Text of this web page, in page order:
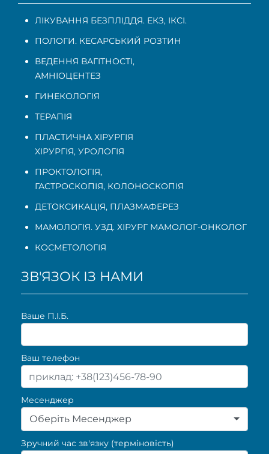
ЛІКУВАННЯ БЕЗПЛІДДЯ. ЕКЗ, ІКСІ.
ПОЛОГИ. КЕСАРСЬКИЙ РОЗТИН
ВЕДЕННЯ ВАГІТНОСТІ,
АМНІОЦЕНТЕЗ
ГИНЕКОЛОГІЯ
ТЕРАПІЯ
ПЛАСТИЧНА ХІРУРГІЯ
ХІРУРГІЯ, УРОЛОГІЯ
ПРОКТОЛОГІЯ,
ГАСТРОСКОПІЯ, КОЛОНОСКОПІЯ
ДЕТОКСИКАЦІЯ, ПЛАЗМАФЕРЕЗ
МАМОЛОГІЯ. УЗД. ХІРУРГ МАМОЛОГ-ОНКОЛОГ
КОСМЕТОЛОГІЯ
ЗВ'ЯЗОК ІЗ НАМИ
Ваше П.I.Б.
Ваш телефон
Месенджер
Оберіть Месенджер
Зручний час зв'язку (терміновість)